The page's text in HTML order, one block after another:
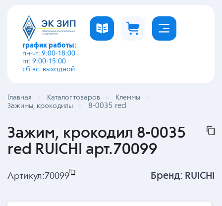
график работы:
пн-чт: 9:00-18:00
пт: 9:00-15:00
сб-вс: выходной
Главная Каталог товаров
Клеммы
Зажимы, крокодилы
8-0035 red
Зажим, крокодил 8-0035
red RUICHI арт.70099
Артикул:70099 Бренд: RUICHI